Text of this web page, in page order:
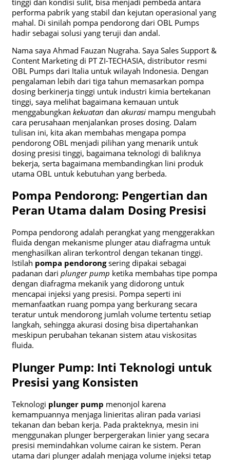
performa pabrik yang stabil dan kejutan operasional yang
mahal. Di sinilah pompa pendorong dari OBL Pumps
hadir sebagai solusi yang teruji dan andal.
Nama saya Ahmad Fauzan Nugraha. Saya Sales Support &
Content Marketing di PT ZI-TECHASIA, distributor resmi
OBL Pumps dari Italia untuk wilayah Indonesia. Dengan
pengalaman lebih dari tiga tahun memasarkan pompa
dosing berkinerja tinggi untuk industri kimia bertekanan
tinggi, saya melihat bagaimana kemauan untuk
menggabungkan kekuatan dan akurasimampu mengubah
cara perusahaan menjalankan proses dosing. Dalam
tulisan ini, kita akan membahas mengapa pompa
pendorong OBL menjadi pilihan yang menarik untuk
dosing presisi tinggi, bagaimana teknologi di baliknya
bekerja, serta bagaimana membandingkan lini produk
utama OBL untuk kebutuhan yang berbeda.
Pompa Pendorong: Pengertian dan
Peran Utama dalam Dosing Presisi
Pompa pendorong adalah perangkat yang menggerakkan
fluida dengan mekanisme plunger atau diafragma untuk
menghasilkan aliran terkontrol dengan tekanan tinggi.
Istilah pompa pendorongsering dipakai sebagai
padanan dari plunger pump ketika membahas tipe pompa
dengan diafragma mekanik yang didorong untuk
mencapai injeksi yang presisi. Pompa seperti ini
memanfaatkan ruang pompa yang berkurang secara
teratur untuk mendorong jumlah volume tertentu setiap
langkah, sehingga akurasi dosing bisa dipertahankan
meskipun perubahan tekanan sistem atau viskositas
fluida.
Plunger Pump: Inti Teknologi untuk
Presisi yang Konsisten
Teknologi plunger pump menonjol karena
kemampuannya menjaga linieritas aliran pada variasi
tekanan dan beban kerja. Pada prakteknya, mesin ini
menggunakan plunger berpergerakan linier yang secara
presisi memindahkan volume cairan ke sistem. Peran
utama dari plunger adalah menjaga volume injeksi tetap